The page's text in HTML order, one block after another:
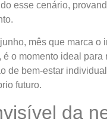
esse cenário,
mês que marca
o momento ideal
de bem-estar
futuro.
da